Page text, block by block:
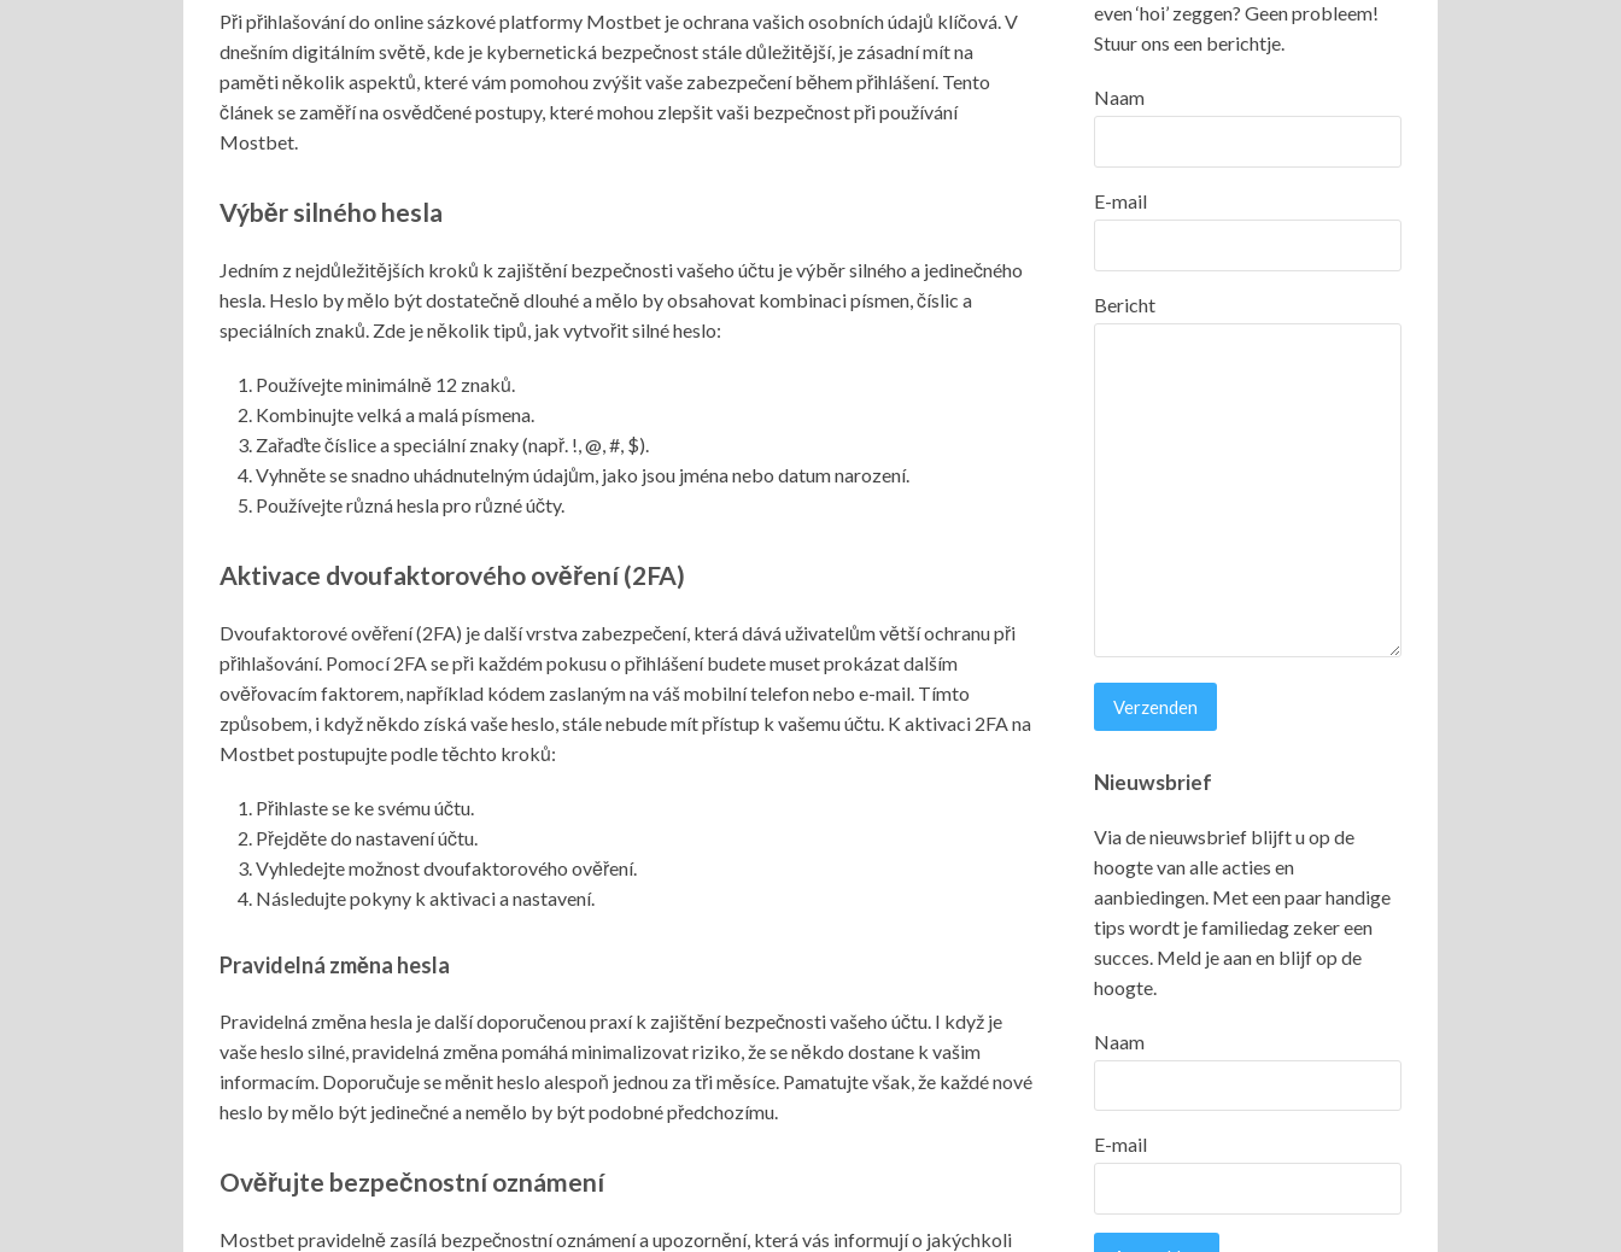
Při přihlašování do online sázkové platformy Mostbet je ochrana vašich osobních údajů klíčová. V
dnešním digitálním světě, kde je kybernetická bezpečnost stále důležitější, je zásadní mít na
paměti několik aspektů, které vám pomohou zvýšit vaše zabezpečení během přihlášení. Tento
článek se zaměří na osvědčené postupy, které mohou zlepšit vaši bezpečnost při používání
Mostbet.
Výběr silného hesla
Jedním z nejdůležitějších kroků k zajištění bezpečnosti vašeho účtu je výběr silného a jedinečného
hesla. Heslo by mělo být dostatečně dlouhé a mělo by obsahovat kombinaci písmen, číslic a
speciálních znaků. Zde je několik tipů, jak vytvořit silné heslo:
Používejte minimálně 12 znaků.
Kombinujte velká a malá písmena.
Zařaďte číslice a speciální znaky (např. !, @, #, $).
Vyhněte se snadno uhádnutelným údajům, jako jsou jména nebo datum narození.
Používejte různá hesla pro různé účty.
Aktivace dvoufaktorového ověření (2FA)
Dvoufaktorové ověření (2FA) je další vrstva zabezpečení, která dává uživatelům větší ochranu při
přihlašování. Pomocí 2FA se při každém pokusu o přihlášení budete muset prokázat dalším
ověřovacím faktorem, například kódem zaslaným na váš mobilní telefon nebo e-mail. Tímto
způsobem, i když někdo získá vaše heslo, stále nebude mít přístup k vašemu účtu. K aktivaci 2FA na
Mostbet postupujte podle těchto kroků:
Přihlaste se ke svému účtu.
Přejděte do nastavení účtu.
Vyhledejte možnost dvoufaktorového ověření.
Následujte pokyny k aktivaci a nastavení.
Pravidelná změna hesla
Pravidelná změna hesla je další doporučenou praxí k zajištění bezpečnosti vašeho účtu. I když je
vaše heslo silné, pravidelná změna pomáhá minimalizovat riziko, že se někdo dostane k vašim
informacím. Doporučuje se měnit heslo alespoň jednou za tři měsíce. Pamatujte však, že každé nové
heslo by mělo být jedinečné a nemělo by být podobné předchozímu.
Ověřujte bezpečnostní oznámení
Mostbet pravidelně zasílá bezpečnostní oznámení a upozornění, která vás informují o jakýchkoli
even ‘hoi’ zeggen? Geen probleem!
Stuur ons een berichtje.
Naam
E-mail
Bericht
Nieuwsbrief
Via de nieuwsbrief blijft u op de
hoogte van alle acties en
aanbiedingen. Met een paar handige
tips wordt je familiedag zeker een
succes. Meld je aan en blijf op de
hoogte.
Naam
E-mail